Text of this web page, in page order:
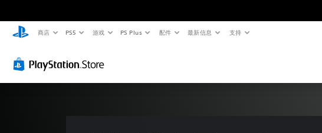
商店 PS5 游戏 PS Plus 配件 最新信息 支持